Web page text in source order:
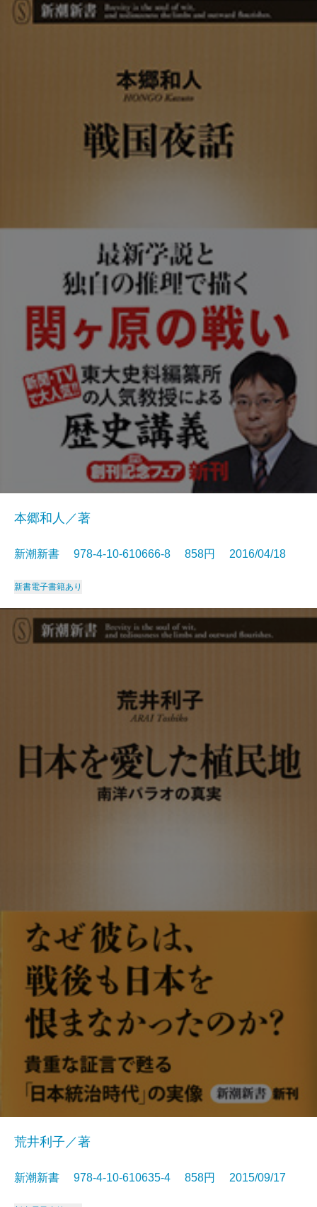
本郷和人／著
新潮新書 978-4-10-610666-8 858円 2016/04/18
新書電子書籍あり
荒井利子／著
新潮新書 978-4-10-610635-4 858円 2015/09/17